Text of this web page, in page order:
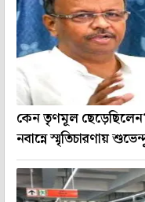
কেন তৃণমূল
নবান্নে স্মৃতিচারণায়